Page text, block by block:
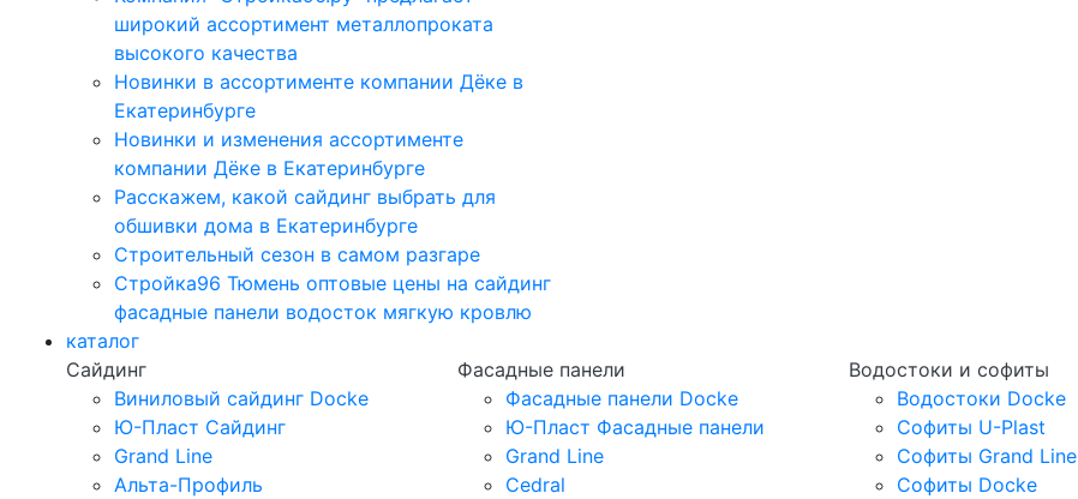
широкий ассортимент металлопроката
высокого качества
Новинки в ассортименте компании Дёке в
Екатеринбурге
Новинки и изменения ассортименте
компании Дёке в Екатеринбурге
Расскажем, какой сайдинг выбрать для
обшивки дома в Екатеринбурге
Строительный сезон в самом разгаре
Стройка96 Тюмень оптовые цены на сайдинг
фасадные панели водосток мягкую кровлю
каталог
Сайдинг
Виниловый сайдинг Docke
Ю-Пласт Сайдинг
Grand Line
Альта-Профиль
Фасадные панели
Фасадные панели Docke
Ю-Пласт Фасадные панели
Grand Line
Cedral
Водостоки и софиты
Водостоки Docke
Софиты U-Plast
Софиты Grand Line
Софиты Docke